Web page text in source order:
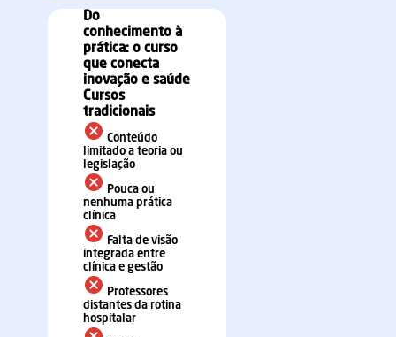
Do
conhecimento à
prática: o curso
que conecta
inovação e saúde
Cursos
tradicionais
Conteúdo
limitado a teoria ou
legislação
Pouca ou
nenhuma prática
clínica
Falta de visão
integrada entre
clínica e gestão
Professores
distantes da rotina
hospitalar